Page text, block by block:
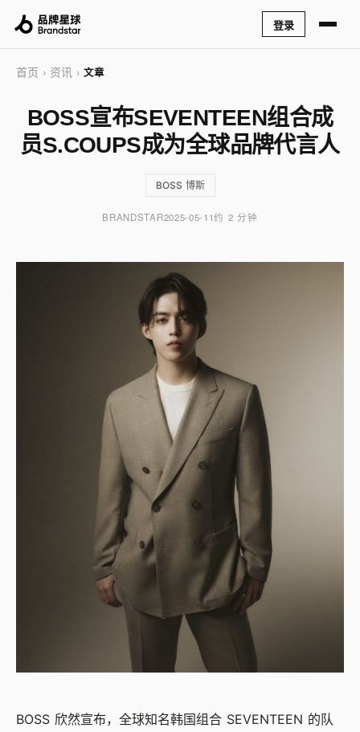
登录
首页 › 资讯 › 文章
BOSS宣布SEVENTEEN组合成
员S.COUPS成为全球品牌代言人
BOSS 博斯
BRANDSTAR2025-05-11约 2 分钟
BOSS 欣然宣布，全球知名韩国组合 SEVENTEEN 的队